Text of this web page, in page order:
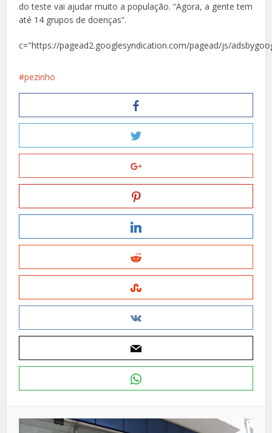
do teste vai ajudar muito a população. “Agora, a gente tem
até 14 grupos de doenças”.
c="https://pagead2.googlesyndication.com/pagead/js/
pezinho